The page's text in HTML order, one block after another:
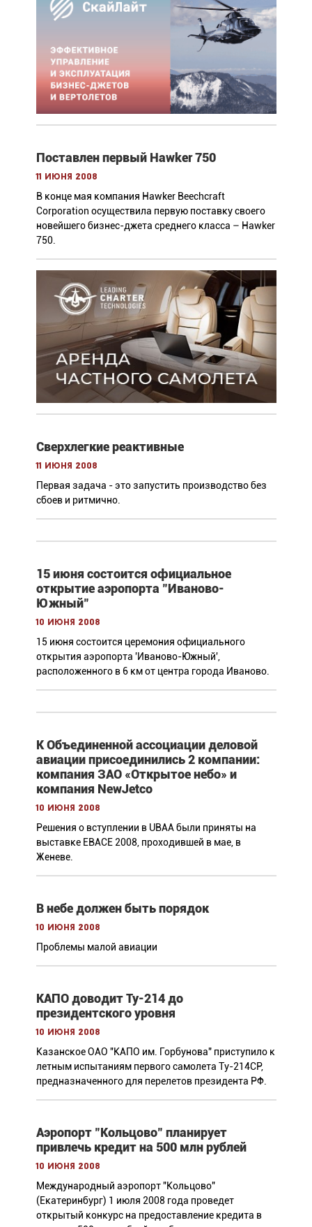
Поставлен первый Hawker 750
11 июня 2008
В конце мая компания Hawker Beechcraft
Corporation осуществила первую поставку своего
новейшего бизнес-джета среднего класса – Hawker
750.
Сверхлегкие реактивные
11 июня 2008
Первая задача - это запустить производство без
сбоев и ритмично.
15 июня состоится официальное
открытие аэропорта "Иваново-
Южный"
10 июня 2008
15 июня состоится церемония официального
открытия аэропорта 'Иваново-Южный',
расположенного в 6 км от центра города Иваново.
К Объединенной ассоциации деловой
авиации присоединились 2 компании:
компания ЗАО «Открытое небо» и
компания NewJetco
10 июня 2008
Решения о вступлении в UBAA были приняты на
выставке EBACE 2008, проходившей в мае, в
Женеве.
В небе должен быть порядок
10 июня 2008
Проблемы малой авиации
КАПО доводит Ту-214 до
президентского уровня
10 июня 2008
Казанское ОАО "КАПО им. Горбунова" приступило к
летным испытаниям первого самолета Ту-214СР,
предназначенного для перелетов президента РФ.
Аэропорт "Кольцово" планирует
привлечь кредит на 500 млн рублей
10 июня 2008
Международный аэропорт "Кольцово"
(Екатеринбург) 1 июля 2008 года проведет
открытый конкурс на предоставление кредита в